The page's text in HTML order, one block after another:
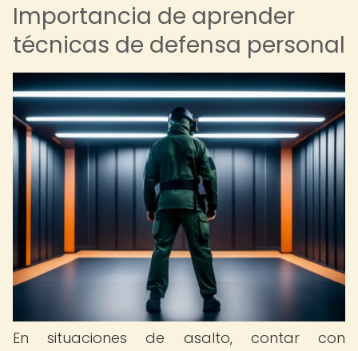
Importancia de aprender
técnicas de defensa personal
En situaciones de asalto, contar con